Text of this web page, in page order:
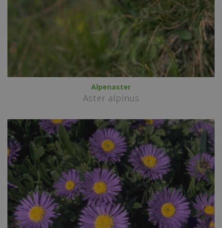
Alpenaster
Aster alpinus